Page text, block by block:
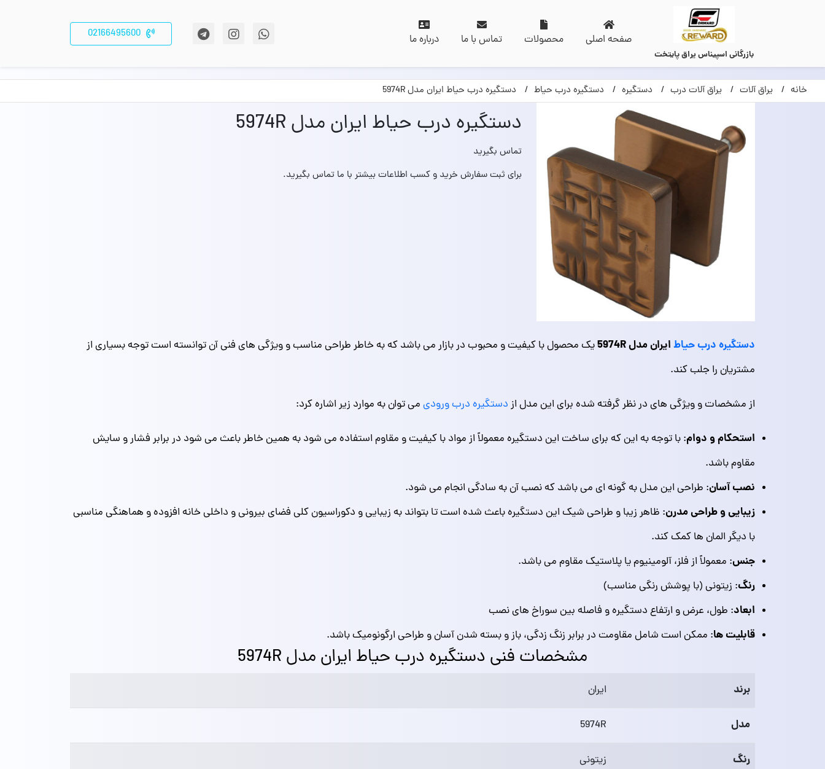
بازرگانی اسپیناس یراق پایتخت
صفحه اصلی محصولات تماس با ما درباره ما 02166495600
خانه یراق آلات یراق آلات درب دستگیره دستگیره درب حیاط دستگیره درب حیاط ایران مدل 5974R
دستگیره درب حیاط ایران مدل 5974R
تماس بگیرید
برای ثبت سفارش خرید و کسب اطلاعات بیشتر با ما تماس بگیرید.
دستگیره درب حیاطایران مدل 5974R
یک محصول با کیفیت و محبوب در بازار می باشد که به خاطر طراحی مناسب و ویژگی‌ های فنی‌ آن توانسته است توجه بسیاری از
مشتریان را جلب کند.
از مشخصات و ویژگی های در نظر گرفته شده برای این مدل ازدستگیره درب ورودیمی توان به موارد زیر اشاره کرد:
استحکام و دوام: با توجه به این که برای ساخت این دستگیره معمولاً از مواد با کیفیت و مقاوم استفاده می شود به همین خاطر باعث می‌ شود در برابر فشار و سایش
مقاوم باشد.
نصب آسان: طراحی این مدل به گونه‌ ای می باشد که نصب آن به سادگی انجام می‌ شود.
زیبایی و طراحی مدرن: ظاهر زیبا و طراحی شیک این دستگیره باعث شده است تا بتواند به زیبایی و دکوراسیون کلی فضای بیرونی و داخلی خانه افزوده و هماهنگی مناسبی
با دیگر المان‌ ها کمک کند.
جنس: معمولاً از فلز، آلومینیوم یا پلاستیک مقاوم می باشد.
رنگ: زیتونی (با پوشش رنگی مناسب)
ابعاد: طول، عرض و ارتفاع دستگیره و فاصله بین سوراخ‌ های نصب
قابلیت‌ ها: ممکن است شامل مقاومت در برابر زنگ‌ زدگی، باز و بسته شدن آسان و طراحی ارگونومیک باشد.
مشخصات فنی دستگیره درب حیاط ایران مدل 5974R
برند ایران
مدل 5974R
رنگ زیتونی